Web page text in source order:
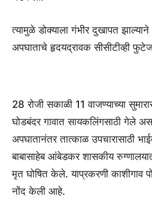
त्यामुळे डोक्याला गंभीर दुखापत
अपघाताचे हृदयद्रावक सीसीटीव्ही
28 रोजी सकाळी 11 वाजण्याच्या
घोडबंदर गावात सायकलिंगसाठी गेले
अपघातानंतर तात्काळ उपचारासाठी
बाबासाहेब आंबेडकर शासकीय
मृत घोषित केले. याप्रकरणी काशीगाव
नोंद केली आहे.